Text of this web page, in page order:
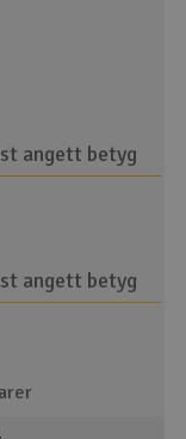
angett betyg
angett betyg